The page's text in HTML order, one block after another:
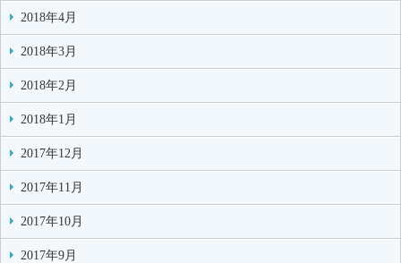
2018年4月
2018年3月
2018年2月
2018年1月
2017年12月
2017年11月
2017年10月
2017年9月